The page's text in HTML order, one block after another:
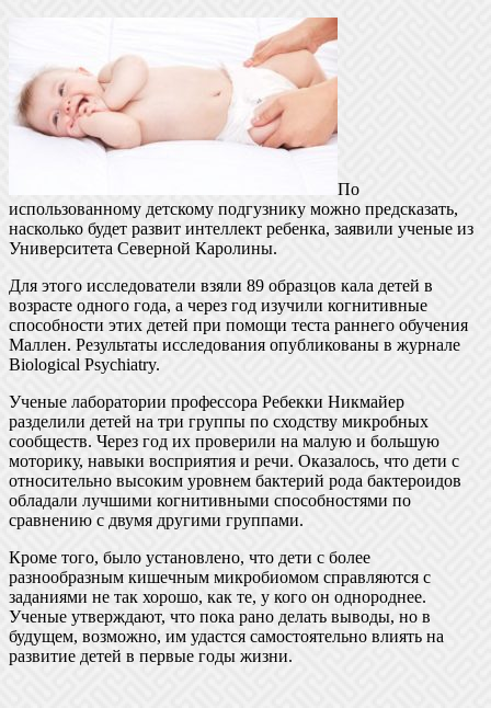
По
использованному детскому подгузнику можно предсказать,
насколько будет развит интеллект ребенка, заявили ученые из
Университета Северной Каролины.
Для этого исследователи взяли 89 образцов кала детей в
возрасте одного года, а через год изучили когнитивные
способности этих детей при помощи теста раннего обучения
Маллен. Результаты исследования опубликованы в журнале
Biological Psychiatry.
Ученые лаборатории профессора Ребекки Никмайер
разделили детей на три группы по сходству микробных
сообществ. Через год их проверили на малую и большую
моторику, навыки восприятия и речи. Оказалось, что дети с
относительно высоким уровнем бактерий рода бактероидов
обладали лучшими когнитивными способностями по
сравнению с двумя другими группами.
Кроме того, было установлено, что дети с более
разнообразным кишечным микробиомом справляются с
заданиями не так хорошо, как те, у кого он однороднее.
Ученые утверждают, что пока рано делать выводы, но в
будущем, возможно, им удастся самостоятельно влиять на
развитие детей в первые годы жизни.